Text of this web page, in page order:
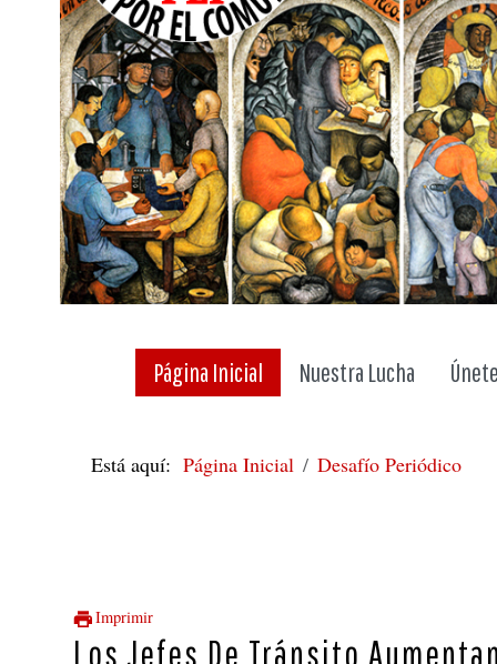
Página Inicial Nuestra Lucha
Está aquí:Página Inicial Desafío Periódico
Imprimir
Los Jefes De Tránsito